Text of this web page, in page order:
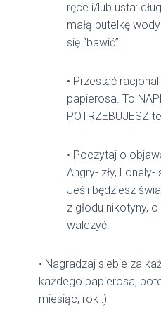
ręce i/lub usta:
małą butelkę
się “bawić”.
• Przestać
papierosa. To
POTRZEBUJESZ
• Poczytaj o
Angry- zły,
Jeśli będziesz
z głodu nikotyny,
walczyć.
• Nagradzaj siebie za
każdego papierosa,
miesiąc, rok :)